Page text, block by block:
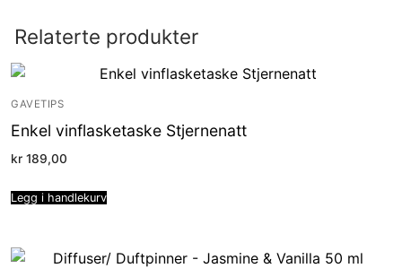
Relaterte produkter
GAVETIPS
Enkel vinflasketaske Stjernenatt
kr 189,00
Legg i handlekurv